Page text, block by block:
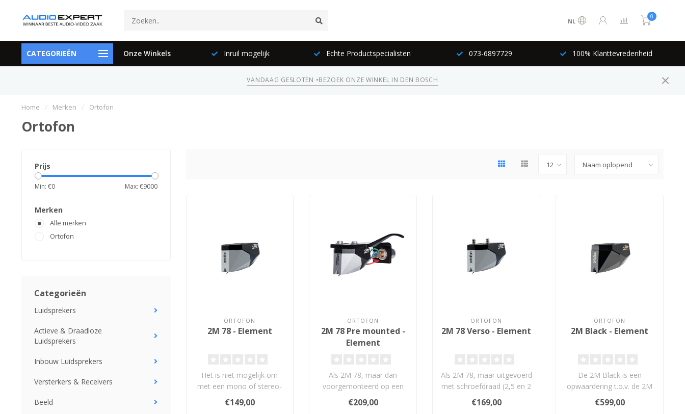
NL
0
CATEGORIEËN Onze Winkels
100% Klanttevredenheid Inruil mogelijk Echte Productspecialisten 073-6897729 100% Klanttevredenheid
VANDAAG GESLOTEN •BEZOEK ONZE WINKEL IN DEN BOSCH
Home / Merken / Ortofon
Ortofon
Prijs
Min: €0 Max: €9000
Merken
Alle merken
Ortofon
Categorieën
Luidsprekers
Actieve & Draadloze
Luidsprekers
Inbouw Luidsprekers
Versterkers & Receivers
Beeld
ORTOFON
2M 78 - Element
Het is niet mogelijk om
met een mono of stereo-
naald 78 toeren opnames
af te spe..
€149,00
ORTOFON
2M 78 Pre mounted -
Element
Als 2M 78, maar dan
voorgemonteerd op een
universele SH-4 Black
professionele he..
€209,00
ORTOFON
2M 78 Verso - Element
Als 2M 78, maar uitgevoerd
met schroefdraad (2,5 en 2
mm) voor montage van
onder..
€169,00
ORTOFON
2M Black - Element
De 2M Black is een
opwaardering t.o.v. de 2M
Bronze. De techniek is
gelijk met t..
€599,00